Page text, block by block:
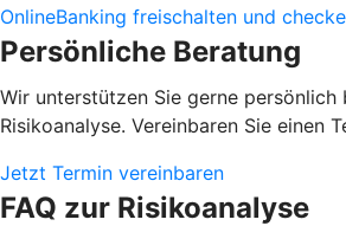
OnlineBanking freischalten und
Persönliche Beratung
Wir unterstützen Sie gerne persönlich
Risikoanalyse. Vereinbaren Sie einen
Jetzt Termin vereinbaren
FAQ zur Risikoanalyse